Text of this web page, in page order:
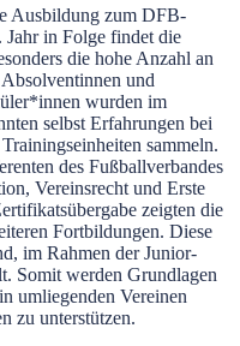
Ausbildung zum DFB-
Jahr in Folge findet die
die hohe Anzahl an
und
wurden im
selbst Erfahrungen bei
sammeln.
des Fußballverbandes
Vereinsrecht und Erste
zeigten die
Fortbildungen. Diese
im Rahmen der Junior-
Somit werden Grundlagen
umliegenden Vereinen
zu unterstützen.